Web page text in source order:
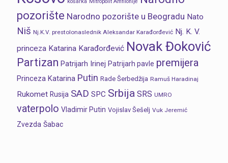
pozorište Narodno pozorište u Beogradu Nato
Niš Nj.K.V. prestolonaslednik Aleksandar Karađorđević Nj. K. V.
princeza Katarina Karađorđević Novak Đoković
Partizan Patrijarh Irinej Patrijarh pavle premijera
Princeza Katarina Putin Rade Šerbedžija Ramuš Haradinaj
Rukomet Rusija SAD SPC Srbija SRS UMRO
vaterpolo Vladimir Putin Vojislav Šešelj Vuk Jeremić
Zvezda Šabac